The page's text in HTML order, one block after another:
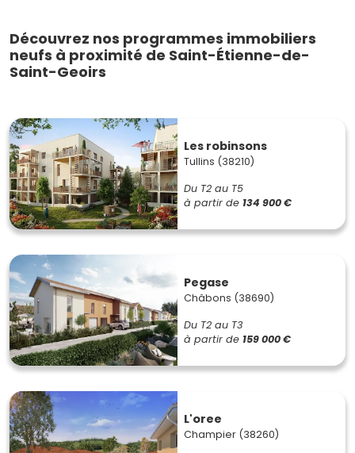
Découvrez nos programmes immobiliers
neufs à proximité de Saint-Étienne-de-
Saint-Geoirs
Les robinsons
Tullins (38210)
Du T2 au T5
à partir de 134 900 €
Pegase
Châbons (38690)
Du T2 au T3
à partir de 159 000 €
L'oree
Champier (38260)